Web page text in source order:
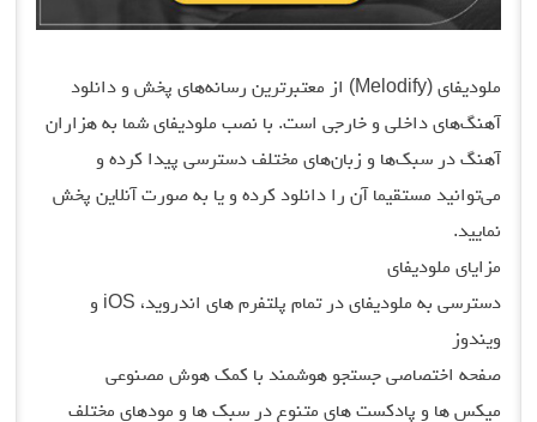
ملودیفای (Melodify) از معتبرترین رسانه‌های پخش و دانلود
داخلی و خارجی است. با نصب ملودیفای شما به هزاران
و زبان‌های مختلف دسترسی پیدا کرده و
مستقیما آن را دانلود کرده و یا به صورت آنلاین پخش
دسترسی به ملودیفای در تمام پلتفرم های اندروید، iOS و
جستجو هوشمند با کمک هوش مصنوعی
و پادکست های متنوع در سبک ها و مودهای مختلف